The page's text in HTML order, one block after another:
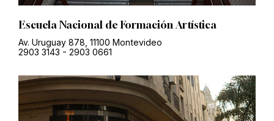
Escuela Nacional de Formación Artística
Av. Uruguay 878, 11100 Montevideo
2903 3143 - 2903 0661